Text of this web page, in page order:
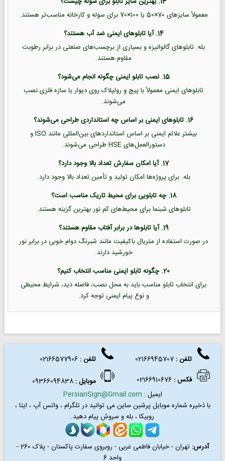
معمولاً سایزهای 70×50 یا 100×70 برای سوله و کارخانه مناسب‌تر هستند.
14. آیا تابلوهای ایمنی ضد آب هستند؟
بله. تابلوهای گالوانیزه و بسیاری از برچسب‌های صنعتی در برابر رطوبت
مقاوم هستند.
15. نصب تابلو ایمنی چگونه انجام می‌شود؟
تابلوهای ایمنی معمولاً با پیچ و رولپلاک روی دیوار یا سازه فلزی نصب
می‌شوند.
16. تابلوهای ایمنی بر اساس چه استانداردی طراحی می‌شوند؟
بیشتر علائم ایمنی بر اساس استانداردهای بین‌المللی مانند ISO و
دستورالعمل‌های HSE طراحی می‌شوند.
17. آیا امکان سفارش تعداد بالا وجود دارد؟
بله. برای پروژه‌ها امکان تولید و تأمین تعداد بالا وجود دارد.
18. چه تابلویی برای محیط تاریک مناسب است؟
تابلوهای شبنما برای محیط‌های کم نور بهترین گزینه هستند.
19. آیا تابلوها در برابر آفتاب مقاوم هستند؟
در صورت استفاده از متریال باکیفیت مانند شبرنگ دوام خوبی در برابر نور
خورشید دارند.
20. چگونه تابلو ایمنی مناسب انتخاب کنیم؟
برای انتخاب تابلو مناسب باید به محل نصب، فاصله دید، شرایط محیطی
و نوع پیام ایمنی توجه کرد.
تلفن : تلفن:
02166577906
فکس:
02166910676 موبایل :
ایمیل : PersianSign@Gmail.com
با ذخیره شماره موبایل پرشین ساین می توانید درتلگرام ، واتس آپ ، ایتا ،
روبیکا ، بله و سروش پیام دهید.
آدرس:
تهران - خیابان فاطمی غربی - روبروی سفارت پاکستان - پلاک 260 -
واحد 6